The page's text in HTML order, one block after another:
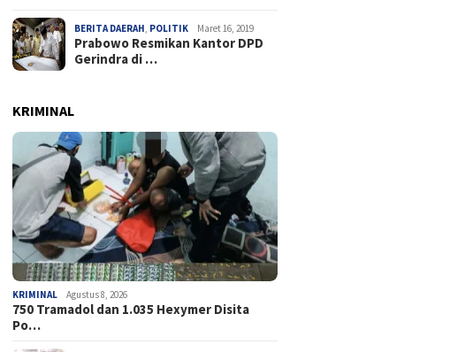
BERITA DAERAH POLITIK Maret 16, 2019
Prabowo Resmikan Kantor DPD
Gerindra di …
KRIMINAL
KRIMINAL Agustus 8, 2026
750 Tramadol dan 1.035 Hexymer Disita
Po…